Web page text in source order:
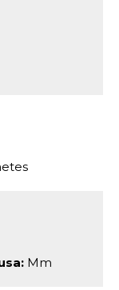
Mm